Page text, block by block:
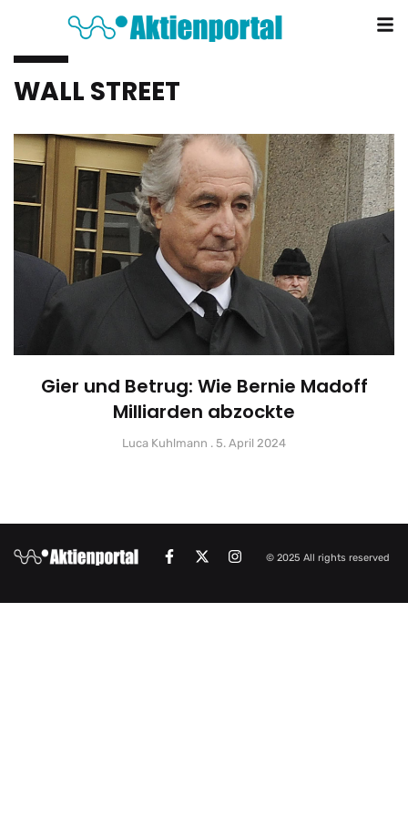
WALL STREET
Gier und Betrug: Wie Bernie Madoff
Milliarden abzockte
Luca Kuhlmann 5. April 2024
© 2025 All rights reserved